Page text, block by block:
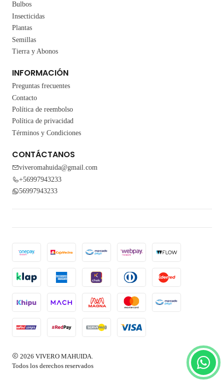
Bulbos
Insecticidas
Plantas
Semillas
Tierra y Abonos
INFORMACIÓN
Preguntas frecuentes
Contacto
Política de reembolso
Política de privacidad
Términos y Condiciones
CONTÁCTANOS
viveromahuida@gmail.com
+56997943233
56997943233
2026 VIVERO MAHUIDA.
Todos los derechos reservados